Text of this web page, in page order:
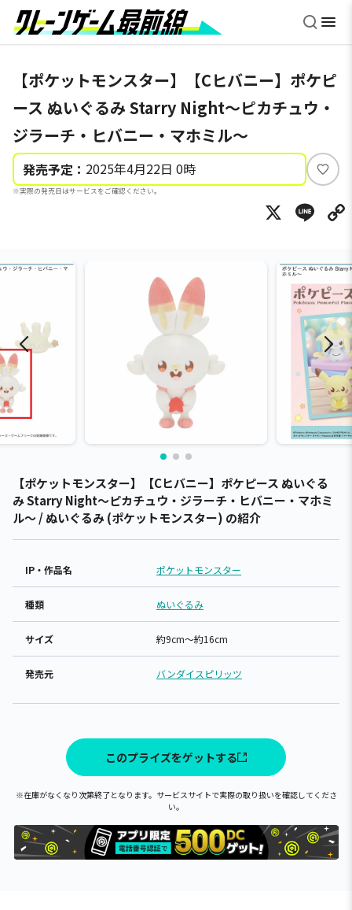
【ポケットモンスター】【Cヒバニー】ポケピ
ース ぬいぐるみ Starry Night～ピカチュウ・
ジラーチ・ヒバニー・マホミル～
発売予定： 2025年4月22日 0時
※実際の発売日はサービスをご確認ください。
い
ね
X
【ポケットモンスター】【Cヒバニー】ポケピース ぬいぐる
み Starry Night～ピカチュウ・ジラーチ・ヒバニー・マホミ
ル～ / ぬいぐるみ (ポケットモンスター) の紹介
IP・作品名 ポケットモンスター
種類 ぬいぐるみ
サイズ 約9cm～約16cm
発売元 バンダイスピリッツ
このプライズをゲットする
※在庫がなくなり次第終了となります。サービスサイトで実際の取り扱いを確認してくださ
い。